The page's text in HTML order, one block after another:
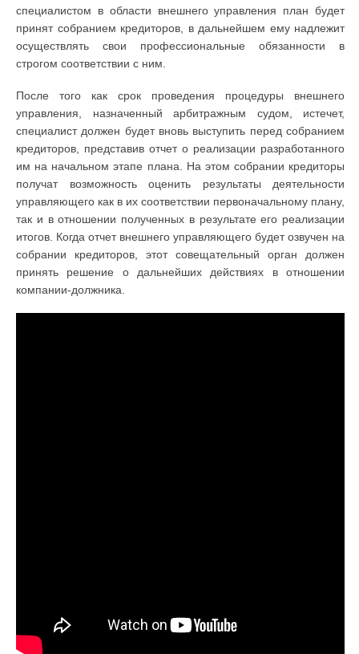
специалистом в области внешнего управления план будет
принят собранием кредиторов, в дальнейшем ему надлежит
осуществлять свои профессиональные обязанности в
строгом соответствии с ним.
После того как срок проведения процедуры внешнего
управления, назначенный арбитражным судом, истечет,
специалист должен будет вновь выступить перед собранием
кредиторов, представив отчет о реализации разработанного
им на начальном этапе плана. На этом собрании кредиторы
получат возможность оценить результаты деятельности
управляющего как в их соответствии первоначальному плану,
так и в отношении полученных в результате его реализации
итогов. Когда отчет внешнего управляющего будет озвучен на
собрании кредиторов, этот совещательный орган должен
принять решение о дальнейших действиях в отношении
компании-должника.